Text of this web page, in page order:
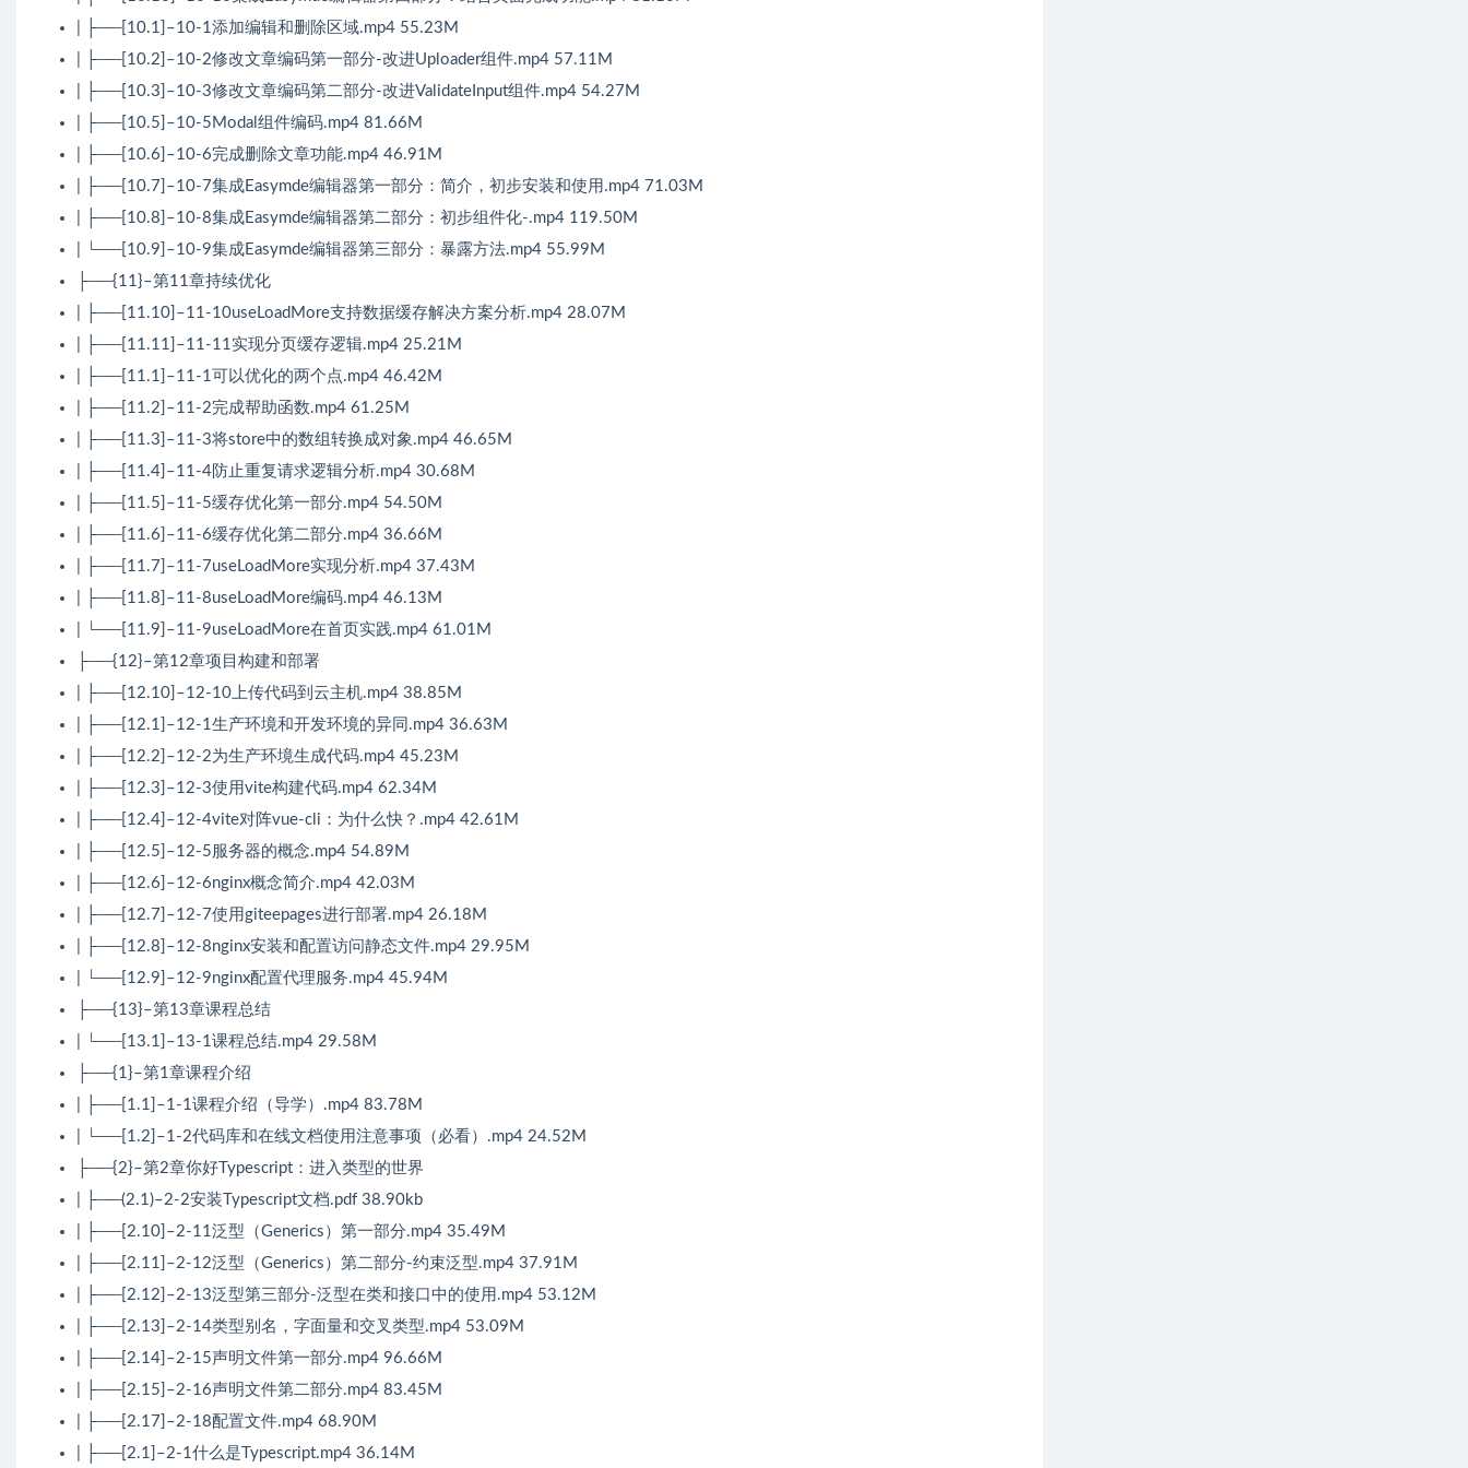
| ├──[10.1]–10-1添加编辑和删除区域.mp4 55.23M
| ├──[10.2]–10-2修改文章编码第一部分-改进Uploader组件.mp4 57.11M
| ├──[10.3]–10-3修改文章编码第二部分-改进ValidateInput组件.mp4 54.27M
| ├──[10.5]–10-5Modal组件编码.mp4 81.66M
| ├──[10.6]–10-6完成删除文章功能.mp4 46.91M
| ├──[10.7]–10-7集成Easymde编辑器第一部分：简介，初步安装和使用.mp4 71.03M
| ├──[10.8]–10-8集成Easymde编辑器第二部分：初步组件化-.mp4 119.50M
| └──[10.9]–10-9集成Easymde编辑器第三部分：暴露方法.mp4 55.99M
├──{11}–第11章持续优化
| ├──[11.10]–11-10useLoadMore支持数据缓存解决方案分析.mp4 28.07M
| ├──[11.11]–11-11实现分页缓存逻辑.mp4 25.21M
| ├──[11.1]–11-1可以优化的两个点.mp4 46.42M
| ├──[11.2]–11-2完成帮助函数.mp4 61.25M
| ├──[11.3]–11-3将store中的数组转换成对象.mp4 46.65M
| ├──[11.4]–11-4防止重复请求逻辑分析.mp4 30.68M
| ├──[11.5]–11-5缓存优化第一部分.mp4 54.50M
| ├──[11.6]–11-6缓存优化第二部分.mp4 36.66M
| ├──[11.7]–11-7useLoadMore实现分析.mp4 37.43M
| ├──[11.8]–11-8useLoadMore编码.mp4 46.13M
| └──[11.9]–11-9useLoadMore在首页实践.mp4 61.01M
├──{12}–第12章项目构建和部署
| ├──[12.10]–12-10上传代码到云主机.mp4 38.85M
| ├──[12.1]–12-1生产环境和开发环境的异同.mp4 36.63M
| ├──[12.2]–12-2为生产环境生成代码.mp4 45.23M
| ├──[12.3]–12-3使用vite构建代码.mp4 62.34M
| ├──[12.4]–12-4vite对阵vue-cli：为什么快？.mp4 42.61M
| ├──[12.5]–12-5服务器的概念.mp4 54.89M
| ├──[12.6]–12-6nginx概念简介.mp4 42.03M
| ├──[12.7]–12-7使用giteepages进行部署.mp4 26.18M
| ├──[12.8]–12-8nginx安装和配置访问静态文件.mp4 29.95M
| └──[12.9]–12-9nginx配置代理服务.mp4 45.94M
├──{13}–第13章课程总结
| └──[13.1]–13-1课程总结.mp4 29.58M
├──{1}–第1章课程介绍
| ├──[1.1]–1-1课程介绍（导学）.mp4 83.78M
| └──[1.2]–1-2代码库和在线文档使用注意事项（必看）.mp4 24.52M
├──{2}–第2章你好Typescript：进入类型的世界
| ├──(2.1)–2-2安装Typescript文档.pdf 38.90kb
| ├──[2.10]–2-11泛型（Generics）第一部分.mp4 35.49M
| ├──[2.11]–2-12泛型（Generics）第二部分-约束泛型.mp4 37.91M
| ├──[2.12]–2-13泛型第三部分-泛型在类和接口中的使用.mp4 53.12M
| ├──[2.13]–2-14类型别名，字面量和交叉类型.mp4 53.09M
| ├──[2.14]–2-15声明文件第一部分.mp4 96.66M
| ├──[2.15]–2-16声明文件第二部分.mp4 83.45M
| ├──[2.17]–2-18配置文件.mp4 68.90M
| ├──[2.1]–2-1什么是Typescript.mp4 36.14M